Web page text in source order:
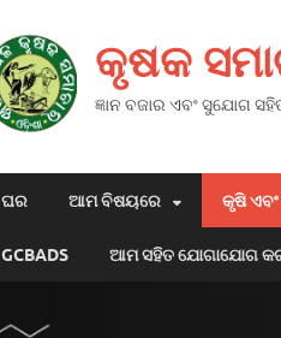
କୃଷକ
ଜ୍ଞାନ ବଜାର ଏବଂ ସୁଯୋଗ
ଘର ଆମ ବିଷୟରେ କୃଷି
GCBADS ଆମ ସହିତ ଯୋଗାଯୋଗ